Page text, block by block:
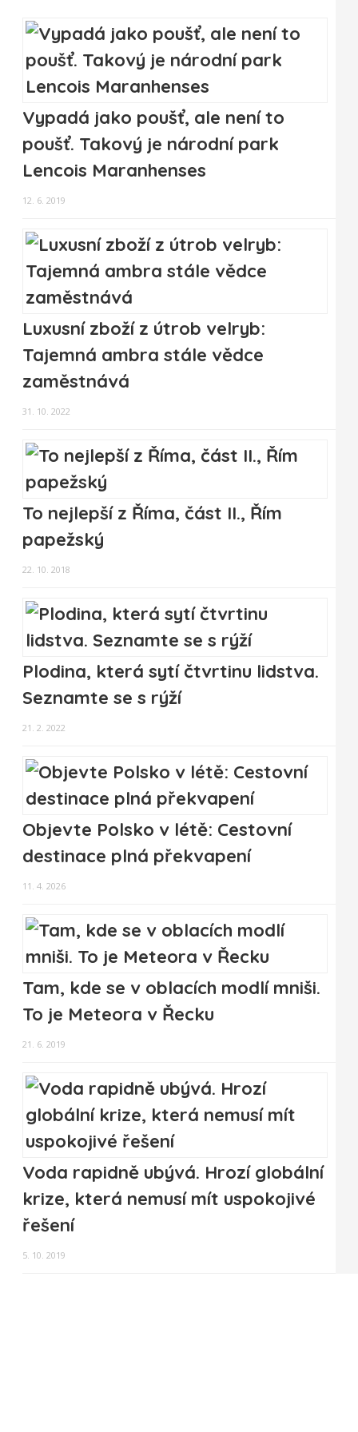
Vypadá jako poušť, ale není to
poušť. Takový je národní park
Lencois Maranhenses
12. 6. 2019
Luxusní zboží z útrob velryb:
Tajemná ambra stále vědce
zaměstnává
31. 10. 2022
To nejlepší z Říma, část II., Řím
papežský
22. 10. 2018
Plodina, která sytí čtvrtinu lidstva.
Seznamte se s rýží
21. 2. 2022
Objevte Polsko v létě: Cestovní
destinace plná překvapení
11. 4. 2026
Tam, kde se v oblacích modlí mniši.
To je Meteora v Řecku
21. 6. 2019
Voda rapidně ubývá. Hrozí globální
krize, která nemusí mít uspokojivé
řešení
5. 10. 2019